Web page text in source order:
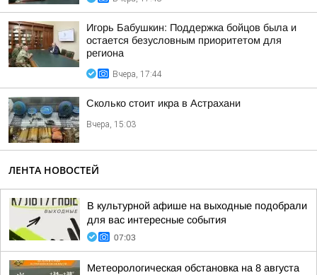
Игорь Бабушкин: Поддержка бойцов была и
остается безусловным приоритетом для
региона
Вчера, 17:44
Сколько стоит икра в Астрахани
Вчера, 15:03
ЛЕНТА НОВОСТЕЙ
В культурной афише на выходные подобрали
для вас интересные события
07:03
Метеорологическая обстановка на 8 августа